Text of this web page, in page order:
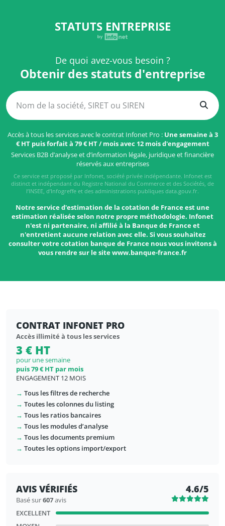
STATUTS ENTREPRISE
De quoi avez-vous besoin ?
Obtenir des statuts d'entreprise
Accès à tous les services avec le contrat Infonet Pro : Une semaine à 3
€ HT puis forfait à 79 € HT / mois avec 12 mois d'engagement
Services B2B d’analyse et d’information légale, juridique et financière
réservés aux entreprises
Ce service est proposé par Infonet, société privée indépendante. Infonet est
distinct et indépendant du Registre National du Commerce et des Sociétés, de
l’INSEE, d’Infogreffe et des administrations publiques data.gouv.fr.
Notre service d'estimation de la cotation de France est une
estimation réalisée selon notre propre méthodologie. Infonet
n'est ni partenaire, ni affilié à la Banque de France et
n'entretient aucune relation avec elle. Si vous souhaitez
consulter votre cotation banque de France nous vous invitons à
vous rendre sur le site www.banque-france.fr
CONTRAT INFONET PRO
Accès illimité à tous les services
3 € HT
pour une semaine
puis 79 € HT par mois
ENGAGEMENT 12 MOIS
→ Tous les filtres de recherche
→ Toutes les colonnes du listing
→ Tous les ratios bancaires
→ Tous les modules d’analyse
→ Tous les documents premium
→ Toutes les options import/export
AVIS VÉRIFIÉS
Basé sur607avis
4.6/5
EXCELLENT